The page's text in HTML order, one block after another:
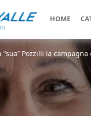
HOME
“sua” Pozzilli la